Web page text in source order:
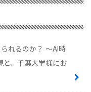
れるのか？ 〜AI時
と、千葉大学様にお